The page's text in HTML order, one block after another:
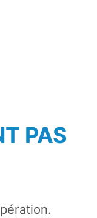
PAS